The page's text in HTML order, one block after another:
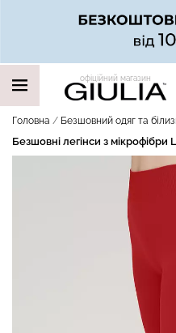
офіційний магазин
Головна Безшовний одяг та
Безшовні легінси з
НАШІ ТРЕНДОВІ ТОВАРИ